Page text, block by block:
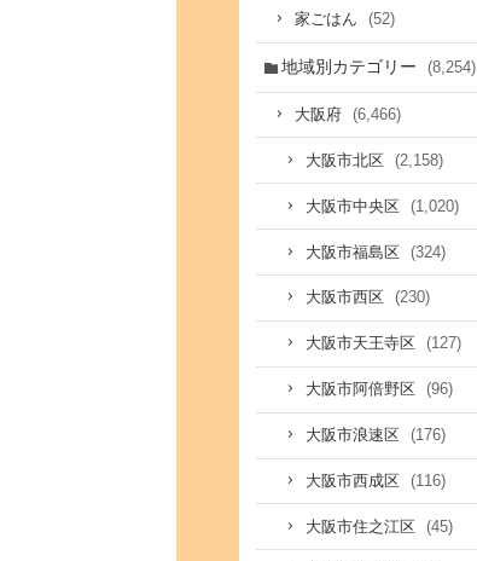
家ごはん (52)
地域別カテゴリー (8,254)
大阪府 (6,466)
大阪市北区 (2,158)
大阪市中央区 (1,020)
大阪市福島区 (324)
大阪市西区 (230)
大阪市天王寺区 (127)
大阪市阿倍野区 (96)
大阪市浪速区 (176)
大阪市西成区 (116)
大阪市住之江区 (45)